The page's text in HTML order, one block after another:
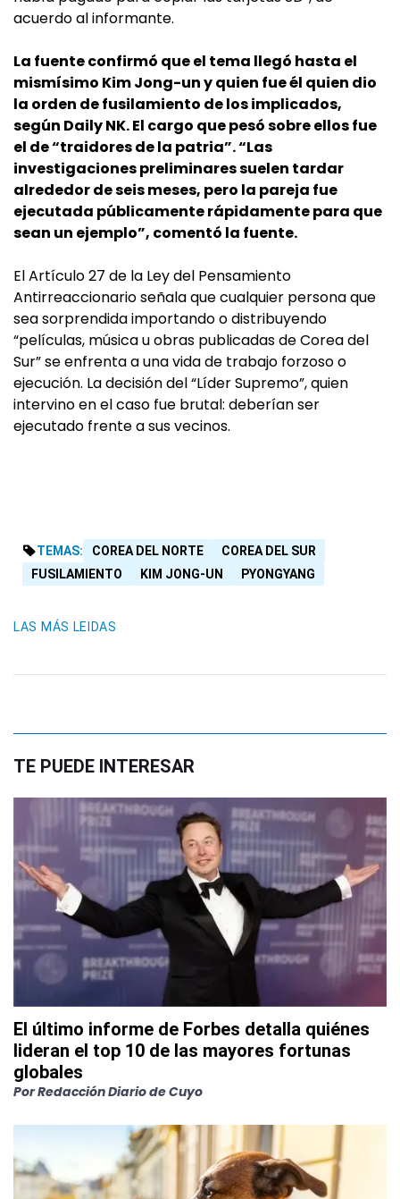
acuerdo al informante.
La fuente confirmó que el tema llegó hasta el
mismísimo Kim Jong-un y quien fue él quien dio
la orden de fusilamiento de los implicados,
según Daily NK. El cargo que pesó sobre ellos fue
el de “traidores de la patria”. “Las
investigaciones preliminares suelen tardar
alrededor de seis meses, pero la pareja fue
ejecutada públicamente rápidamente para que
sean un ejemplo”, comentó la fuente.
El Artículo 27 de la Ley del Pensamiento
Antirreaccionario señala que cualquier persona que
sea sorprendida importando o distribuyendo
“películas, música u obras publicadas de Corea del
Sur” se enfrenta a una vida de trabajo forzoso o
ejecución. La decisión del “Líder Supremo”, quien
intervino en el caso fue brutal: deberían ser
ejecutado frente a sus vecinos.
TEMAS: COREA DEL NORTE
COREA DEL SUR
FUSILAMIENTO
KIM JONG-UN PYONGYANG
LAS MÁS LEIDAS
TE PUEDE INTERESAR
El último informe de Forbes detalla quiénes
lideran el top 10 de las mayores fortunas
globales
PorRedacción Diario de Cuyo